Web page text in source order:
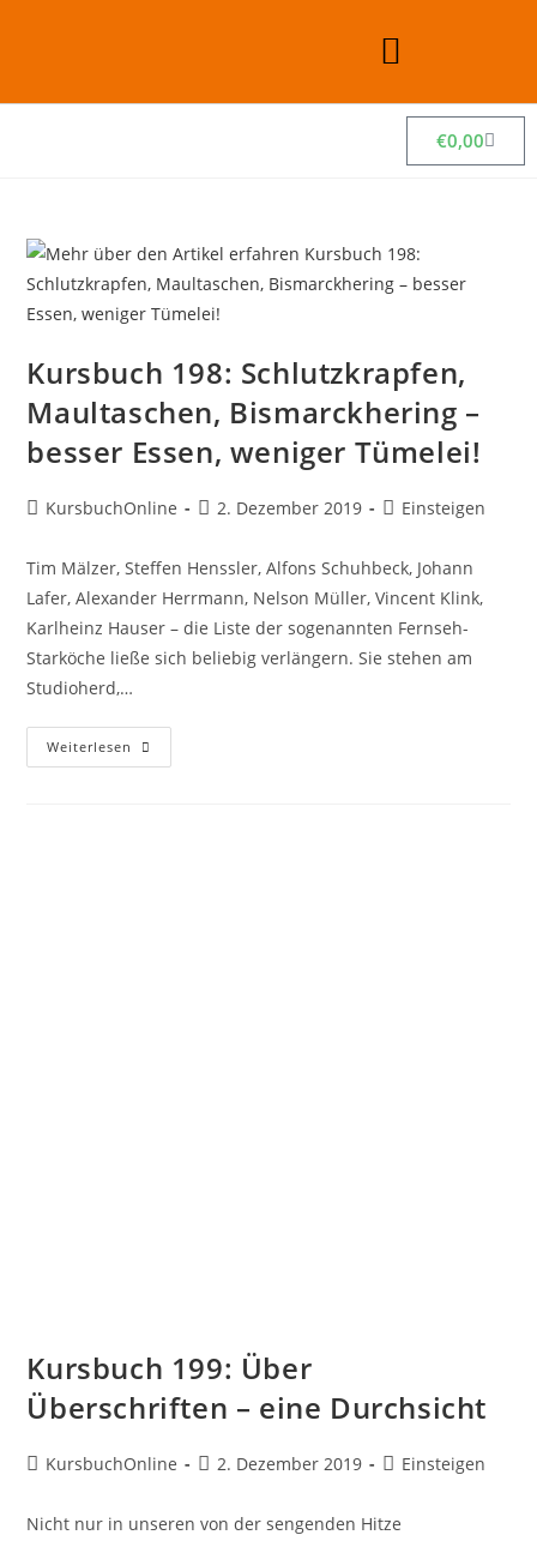
€0,00
Kursbuch 198: Schlutzkrapfen,
Maultaschen, Bismarckhering –
besser Essen, weniger Tümelei!
KursbuchOnline 2. Dezember 2019 Einsteigen
Tim Mälzer, Steffen Henssler, Alfons Schuhbeck, Johann
Lafer, Alexander Herrmann, Nelson Müller, Vincent Klink,
Karlheinz Hauser – die Liste der sogenannten Fernseh-
Starköche ließe sich beliebig verlängern. Sie stehen am
Studioherd,…
Weiterlesen
Kursbuch 199: Über
Überschriften – eine Durchsicht
KursbuchOnline 2. Dezember 2019 Einsteigen
Nicht nur in unseren von der sengenden Hitze